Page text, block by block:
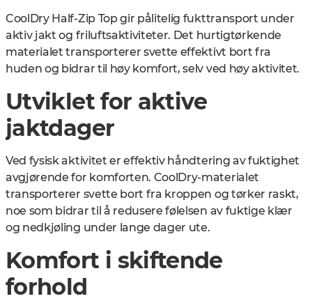
CoolDry Half-Zip Top gir pålitelig fukttransport under
aktiv jakt og friluftsaktiviteter. Det hurtigtørkende
materialet transporterer svette effektivt bort fra
huden og bidrar til høy komfort, selv ved høy aktivitet.
Utviklet for aktive
jaktdager
Ved fysisk aktivitet er effektiv håndtering av fuktighet
avgjørende for komforten. CoolDry-materialet
transporterer svette bort fra kroppen og tørker raskt,
noe som bidrar til å redusere følelsen av fuktige klær
og nedkjøling under lange dager ute.
Komfort i skiftende
forhold